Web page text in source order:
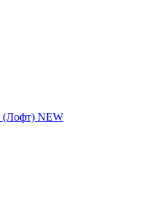
(Лофт) NEW